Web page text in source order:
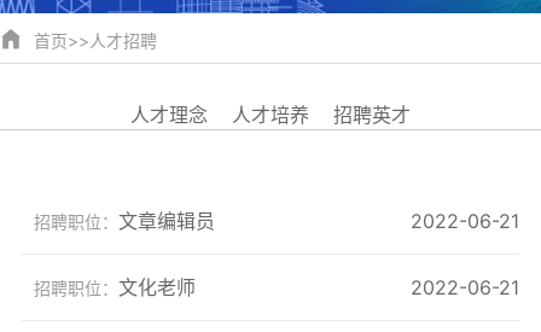
首页>> 人才招聘
人才理念 人才培养 招聘英才
招聘职位： 文章编辑员 2022-06-21
招聘职位： 文化老师 2022-06-21